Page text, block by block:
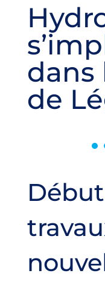
dans
de